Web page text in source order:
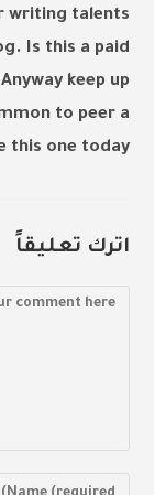
writing talents
Is this a paid
keep up
to peer a
this one today
اترك تعليقاً
Comment
Enter